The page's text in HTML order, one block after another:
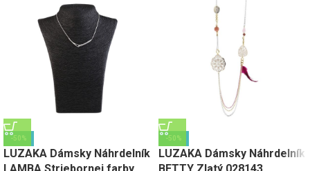
-50%
LUZAKA Dámsky Náhrdelník
-50%
LUZAKA Dámsky Náhrdelník